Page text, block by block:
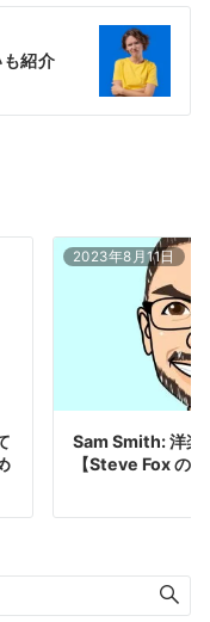
紹介
2023年8月11日
Sam Smith: 洋楽
【Steve Fox の